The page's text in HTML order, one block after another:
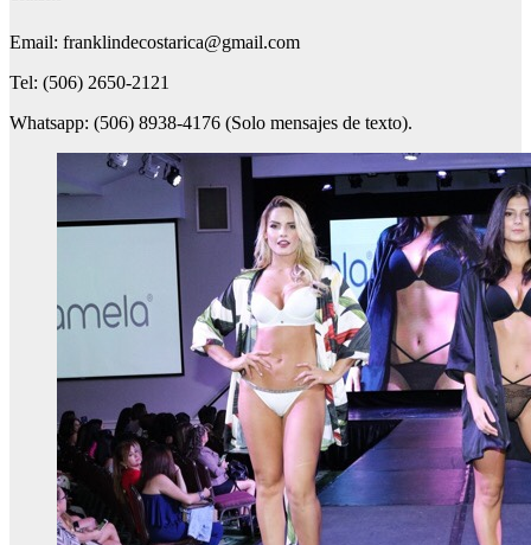
Email: franklindecostarica@gmail.com
Tel: (506) 2650-2121
Whatsapp: (506) 8938-4176 (Solo mensajes de texto).